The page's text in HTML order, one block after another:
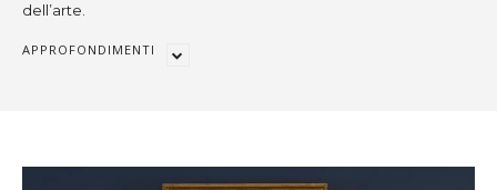
dell’arte.
APPROFONDIMENTI